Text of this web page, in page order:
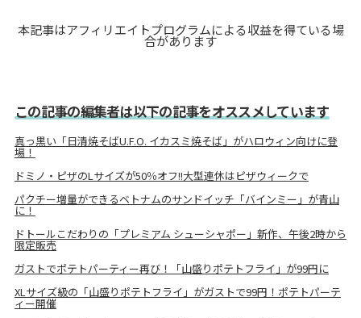
本記事はアフィリエイトプログラムによる収益を得ている場
合があります
この記事の編集者は以下の記事をオススメしています
真っ黒い「日清焼そばU.F.O. イカスミ焼そば」がハロウィン向けに登
場！
ドミノ・ピザのLサイズが50％オフ!!大型連休はピザウィークで
パクチー増量ができるベトナムのサンドイッチ「バインミー」が青山
に！
ドトールこだわりの「プレミアム シューシャポー」新作、午後2時から
限定販売
ガストでポテトパーティー再び！「山盛りポテトフライ」が99円に
XLサイズ級の「山盛りポテトフライ」がガストで99円！ポテトパーテ
ィー開催